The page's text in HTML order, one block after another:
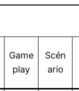
Game
play
Scén
ario